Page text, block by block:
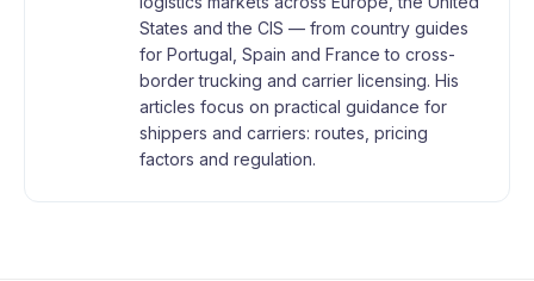
States and the CIS — from country guides
for Portugal, Spain and France to cross-
border trucking and carrier licensing. His
articles focus on practical guidance for
shippers and carriers: routes, pricing
factors and regulation.